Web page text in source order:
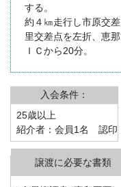
する。
約４㎞走行し市原交
里交差点を左折、恵
ＩＣから20分。
入会条件：
25歳以上
紹介者：会員1名 認印